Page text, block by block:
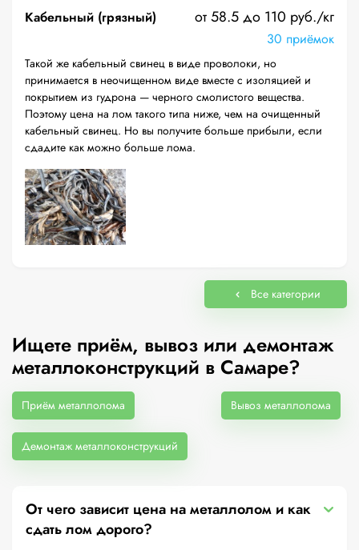
Кабельный (грязный) от 58.5 до 110 руб./кг
30 приёмок
Такой же кабельный свинец в виде проволоки, но
принимается в неочищенном виде вместе с изоляцией и
покрытием из гудрона — черного смолистого вещества.
Поэтому цена на лом такого типа ниже, чем на очищенный
кабельный свинец. Но вы получите больше прибыли, если
сдадите как можно больше лома.
Все категории
Ищете приём, вывоз или демонтаж
металлоконструкций в Самаре?
Приём металлолома Вывоз металлолома
Демонтаж металлоконструкций
От чего зависит цена на металлолом и как
сдать лом дорого?